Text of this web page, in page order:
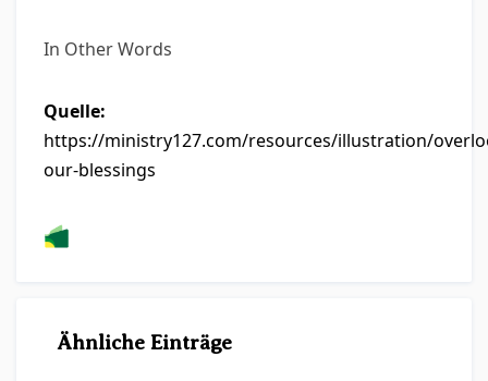
In Other Words
Quelle:
https://ministry127.com/resources/illustration/
our-blessings
Ähnliche Einträge